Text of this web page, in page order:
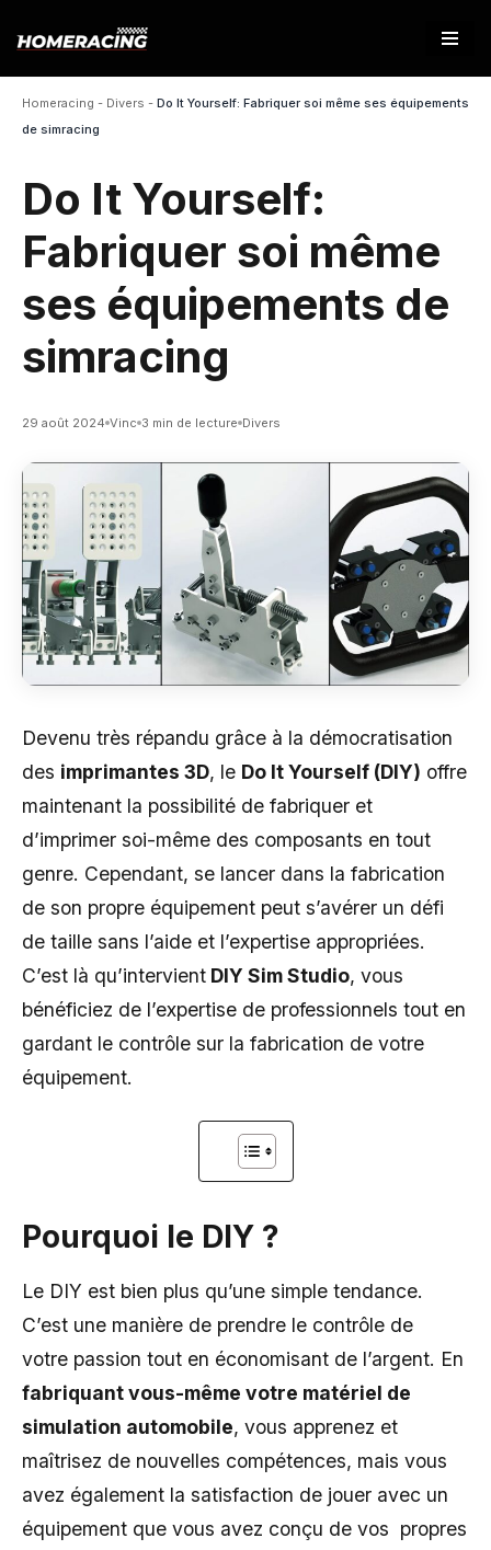
contenu
Homeracing - Divers - Do It Yourself: Fabriquer soi même ses équipements
de simracing
Do It Yourself:
Fabriquer soi même
ses équipements de
simracing
29 août 2024 Vinc 3 min de lecture Divers
Devenu très répandu grâce à la démocratisation
des imprimantes 3D, le Do It Yourself (DIY) offre
maintenant la possibilité de fabriquer et
d’imprimer soi-même des composants en tout
genre. Cependant, se lancer dans la fabrication
de son propre équipement peut s’avérer un défi
de taille sans l’aide et l’expertise appropriées.
C’est là qu’intervient DIY Sim Studio, vous
bénéficiez de l’expertise de professionnels tout en
gardant le contrôle sur la fabrication de votre
équipement.
Pourquoi le DIY ?
Le DIY est bien plus qu’une simple tendance.
C’est une manière de prendre le contrôle de
votre passion tout en économisant de l’argent. En
fabriquant vous-même votre matériel de
simulation automobile, vous apprenez et
maîtrisez de nouvelles compétences, mais vous
avez également la satisfaction de jouer avec un
équipement que vous avez conçu de vos propres